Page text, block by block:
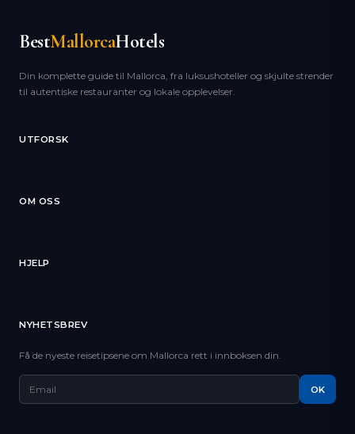
BestMallorcaHotels
Din komplette guide til Mallorca, fra luksushoteller og skjulte strender
til autentiske restauranter og lokale opplevelser.
UTFORSK
OM OSS
HJELP
NYHETSBREV
Få de nyeste reisetipsene om Mallorca rett i innboksen din.
OK